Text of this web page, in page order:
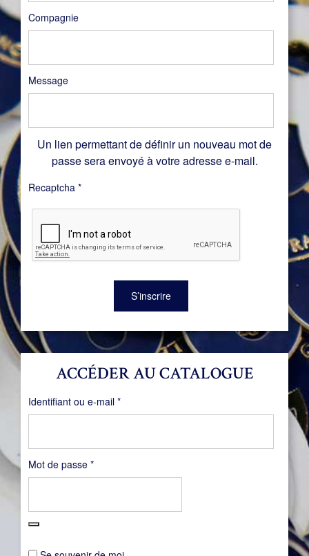
ACCÉDER AU CATALOGUE
Identifiant ou e-mail *Obligatoire
Mot de passe *Obligatoire
Compagnie
Message
Un lien permettant de définir un nouveau mot de
passe sera envoyé à votre adresse e-mail.
Recaptcha *
S’inscrire